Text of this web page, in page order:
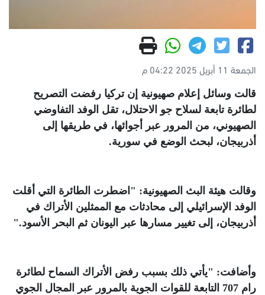
الجمعة 11 أبريل 2025 04:22 م
قالت وسائل إعلام صهيونية إن تركيا رفضت التصريح
لطائرة تابعة لسلاح جو الاحتلال، تقل الوفد التفاوضي
الصهيوني، من المرور عبر أجوائها، في طريقها إلى
أذربيجان، لبحث الوضع في سورية.
وقالت هيئة البث الصهيونية: "اضطرت الطائرة التي أقلت
الوفد الإسرائيلي إلى محادثات مع الممثلين الأتراك في
أذربيجان، إلى تغيير مسارها عبر اليونان ثم البحر الأسود".
وأضافت: "يأتي ذلك بسبب رفض الأتراك السماح لطائرة
رام 707 التابعة للقوات الجوية بالمرور عبر المجال الجوي